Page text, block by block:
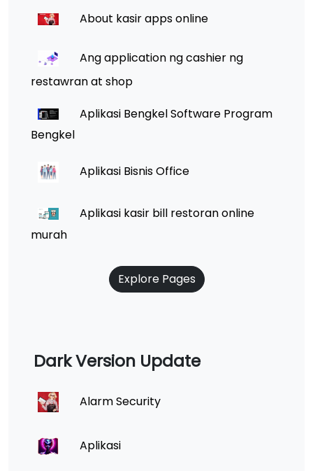
About kasir apps online
Ang application ng cashier ng
restawran at shop
Aplikasi Bengkel Software Program
Bengkel
Aplikasi Bisnis Office
Aplikasi kasir bill restoran online
murah
Explore Pages
Dark Version Update
Alarm Security
Aplikasi